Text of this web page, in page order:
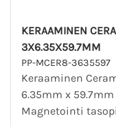
KERAAMINEN
3X6.35X59.7MM
PP-MCER8-3635597
Keraaminen
6.35mm x 59.7mm
Magnetointi